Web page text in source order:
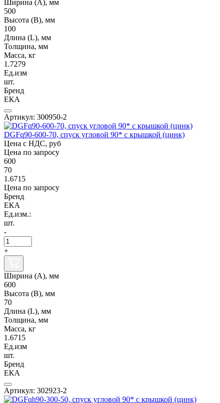
Ширина (А), мм
500
Высота (В), мм
100
Длина (L), мм
Толщина, мм
Масса, кг
1.7279
Ед.изм
шт.
Бренд
ЕКА
Артикул: 300950-2
DGFq90-600-70, спуск угловой 90* с крышкой (цинк)
Цена с НДС, руб
Цена по запросу
600
70
1.6715
Цена по запросу
Бренд
ЕКА
Ед.изм.:
шт.
-
+
Ширина (А), мм
600
Высота (В), мм
70
Длина (L), мм
Толщина, мм
Масса, кг
1.6715
Ед.изм
шт.
Бренд
ЕКА
Артикул: 302923-2